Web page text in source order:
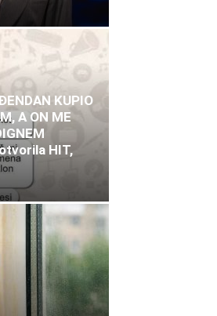
KUPIO
A ON ME
HIT,